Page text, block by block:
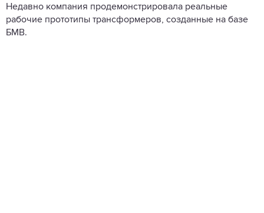
Недавно компания продемонстрировала реальные
рабочие прототипы трансформеров, созданные на базе
БМВ.